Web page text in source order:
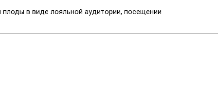
в виде лояльной аудитории, посещении